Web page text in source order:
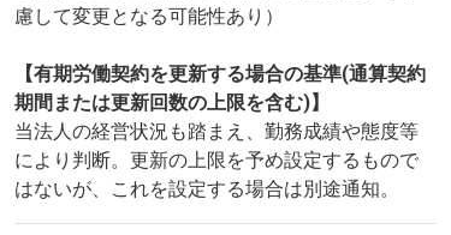
慮して変更となる可能性あり）
【有期労働契約を更新する場合の基準(通算契約
期間または更新回数の上限を含む)】
当法人の経営状況も踏まえ、勤務成績や態度等
により判断。更新の上限を予め設定するもので
はないが、これを設定する場合は別途通知。